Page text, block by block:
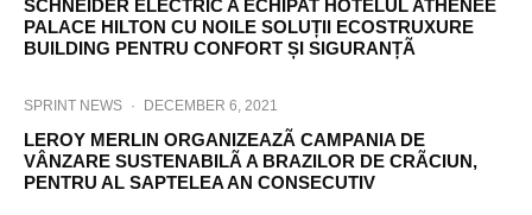
SCHNEIDER ELECTRIC A ECHIPAT HOTELUL ATHENEE
PALACE HILTON CU NOILE SOLUȚII ECOSTRUXURE
BUILDING PENTRU CONFORT ȘI SIGURANȚÃ
SPRINT NEWS · DECEMBER 6, 2021
LEROY MERLIN ORGANIZEAZÃ CAMPANIA DE
VÂNZARE SUSTENABILÃ A BRAZILOR DE CRÃCIUN,
PENTRU AL SAPTELEA AN CONSECUTIV